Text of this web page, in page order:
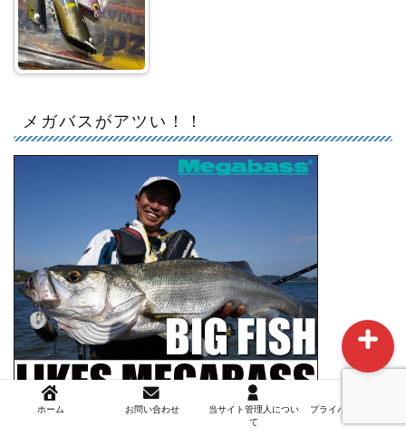
メガバスがアツい！！
ホーム お問い合わせ
当サイト管理人につい
て
プライバシーポリシー
ホーム
当サイト管理人について